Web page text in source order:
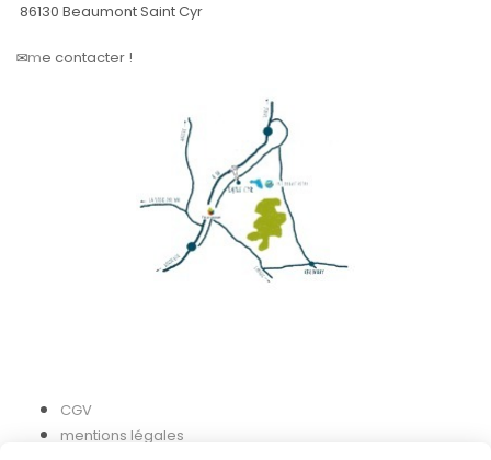
86130 Beaumont Saint Cyr
✉️me contacter !
CGV
mentions légales